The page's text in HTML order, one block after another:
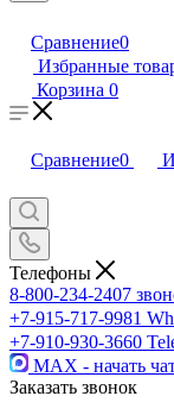
Сравнение0
Избранные
Корзина 0
Сравнение0
Телефоны
8-800-234-2407
+7-915-717-9981
+7-910-930-3660
MAX - начать
Заказать звонок